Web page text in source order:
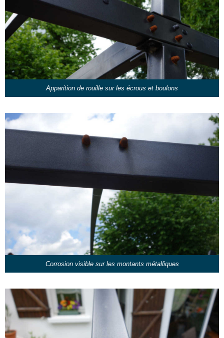
Apparition de rouille sur les écrous et boulons
Corrosion visible sur les montants métalliques